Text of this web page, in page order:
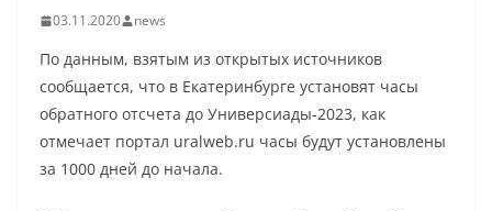
03.11.2020 news
По данным, взятым из открытых источников
сообщается, что в Екатеринбурге установят часы
обратного отсчета до Универсиады-2023, как
отмечает портал uralweb.ru часы будут установлены
за 1000 дней до начала.